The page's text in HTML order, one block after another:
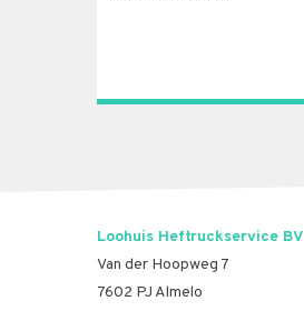
Loohuis Heftruckservice BV
Van der Hoopweg 7
7602 PJ Almelo